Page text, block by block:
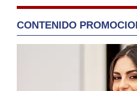
CONTENIDO